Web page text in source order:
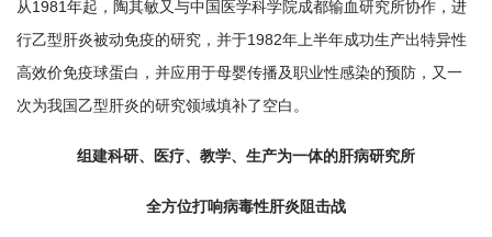
从1981年起，陶其敏又与中国医学科学院成都输血研究所协作，进
行乙型肝炎被动免疫的研究，并于1982年上半年成功生产出特异性
高效价免疫球蛋白，并应用于母婴传播及职业性感染的预防，又一
次为我国乙型肝炎的研究领域填补了空白。
组建科研、医疗、教学、生产为一体的肝病研究所
全方位打响病毒性肝炎阻击战